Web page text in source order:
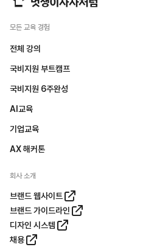
모든 교육 경험
전체 강의
국비지원 부트캠프
국비지원 6주완성
AI교육
기업교육
AX 해커톤
회사 소개
브랜드 웹사이트
브랜드 가이드라인
디자인 시스템
채용